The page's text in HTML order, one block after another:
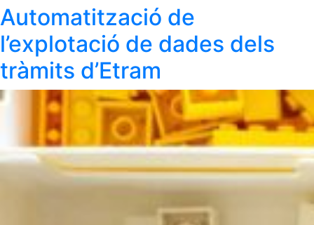
Automatització de
l’explotació de dades dels
tràmits d’Etram